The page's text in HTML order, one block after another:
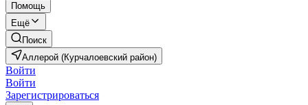
Помощь
Ещё
Поиск
Аллерой (Курчалоевский район)
Войти
Войти
Зарегистрироваться